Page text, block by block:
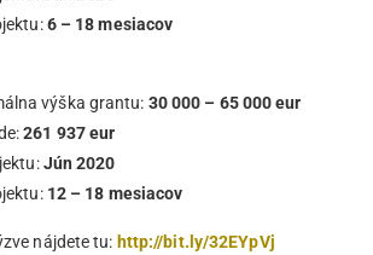
6 – 18 mesiacov
výška grantu: 30 000 – 65 000 eur
261 937 eur
Jún 2020
12 – 18 mesiacov
nájdete tu: http://bit.ly/32EYpVj